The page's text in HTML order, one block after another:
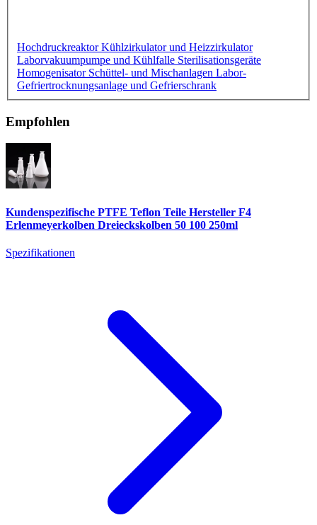
HochdruckreaktorKühlzirkulator und Heizzirkulator
Laborvakuumpumpe und Kühlfalle Sterilisationsgeräte
Homogenisator Schüttel- und Mischanlagen Labor-
Gefriertrocknungsanlage und Gefrierschrank
Empfohlen
Kundenspezifische PTFE Teflon Teile Hersteller F4
Erlenmeyerkolben Dreieckskolben 50 100 250ml
Spezifikationen